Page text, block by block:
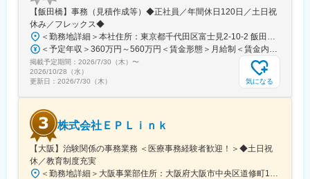
す。
・5日間のリフレッシュ休暇制度や、時間単位で取得できる有給休
暇。
・産前産後休暇（妊娠中時短勤務あり）、子供が3歳になるまで取
得できる育児休業、
復帰後は短時間勤務制度の利用も可能。
※育児休業から復帰し3ヶ月後に、育児補助支援金を給付。
変更の範囲：会社の定める業務
【飯田橋】事務（見積作成等）◆正社員／年間休日120日／土日祝
休み／フレックス◆
＜勤務地詳細＞本社住所：東京都千代田区富士見2-10-2 飯田橋グラン・ブルーム勤務地最寄駅：各線／飯田橋駅受動喫煙対策：屋内全面禁煙
＜予定年収＞360万円～560万円＜賃金形態＞月給制＜賃金内訳＞月額（基本給）：290,000円～350,000円＜月給＞290,000円～350,000円＜昇給有無＞有＜残業手当＞有＜給与補足＞※詳細は、能力・経験に応じて決定します。■昇給：年1回■賞与：年2回（但し、決算賞与追加支給にて年3回の実績有）賃金はあくまでも目安の金額であり、選考を通じて上下する可能性があります。月給(月額)は固定手当を含めた表記です。
掲載予定期間： 2026/7/30（木） 〜
2026/10/28（水）
更新日： 2026/7/30（木） 気になる
株式会社ＥＰＬｉｎｋ
【大阪】治験関係の事務業務 ＜医療事務経験者歓迎！＞◆土日祝
休／教育制度充実
＜勤務地詳細＞大阪事業部住所：大阪府大阪市中央区道修町1-5-18 朝日生命道修町ビル3階勤務地最寄駅：大阪市営堺筋線／北浜駅受動喫煙対策：敷地内全面禁煙変更の範囲：会社の定める事業所